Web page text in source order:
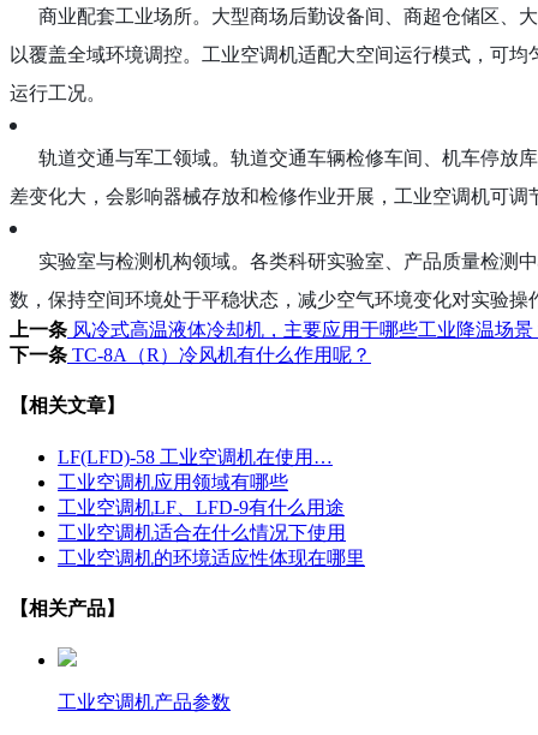
商业配套工业场所。大型商场后勤设备间、商超仓储区、
以覆盖全域环境调控。工业空调机适配大空间运行模式，可
运行工况。
轨道交通与军工领域。轨道交通车辆检修车间、机车停放
差变化大，会影响器械存放和检修作业开展，工业空调机可
实验室与检测机构领域。各类科研实验室、产品质量检测
数，保持空间环境处于平稳状态，减少空气环境变化对实验
上一条 风冷式高温液体冷却机，主要应用于哪些工业降温场景
下一条 TC-8A（R）冷风机有什么作用呢？
【相关文章】
LF(LFD)-58 工业空调机在使用…
工业空调机应用领域有哪些
工业空调机LF、LFD-9有什么用途
工业空调机适合在什么情况下使用
工业空调机的环境适应性体现在哪里
【相关产品】
工业空调机产品参数